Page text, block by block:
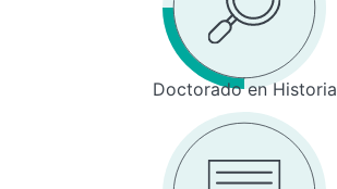
Doctorado en Historia